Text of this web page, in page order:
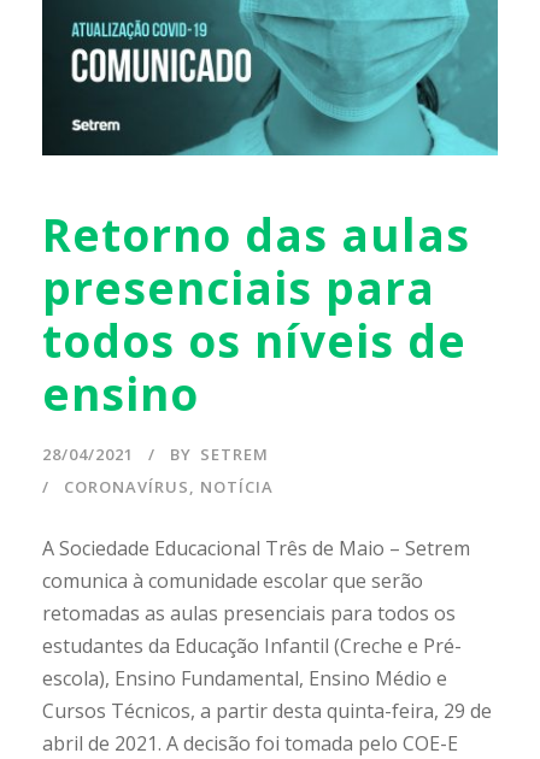
Retorno das aulas
presenciais para
todos os níveis de
ensino
28/04/2021 BY SETREM
CORONAVÍRUS, NOTÍCIA
A Sociedade Educacional Três de Maio – Setrem
comunica à comunidade escolar que serão
retomadas as aulas presenciais para todos os
estudantes da Educação Infantil (Creche e Pré-
escola), Ensino Fundamental, Ensino Médio e
Cursos Técnicos, a partir desta quinta-feira, 29 de
abril de 2021. A decisão foi tomada pelo COE-E